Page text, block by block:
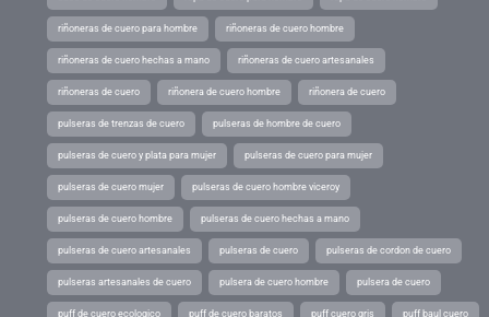
riñoneras de cuero para hombre riñoneras de cuero hombre
riñoneras de cuero hechas a mano riñoneras de cuero artesanales
riñoneras de cuero riñonera de cuero hombre riñonera de cuero
pulseras de trenzas de cuero pulseras de hombre de cuero
pulseras de cuero y plata para mujer pulseras de cuero para mujer
pulseras de cuero mujer pulseras de cuero hombre viceroy
pulseras de cuero hombre pulseras de cuero hechas a mano
pulseras de cuero artesanales pulseras de cuero pulseras de cordon de cuero
pulseras artesanales de cuero pulsera de cuero hombre pulsera de cuero
puff de cuero ecologico puff de cuero baratos puff cuero gris puff baul cuero